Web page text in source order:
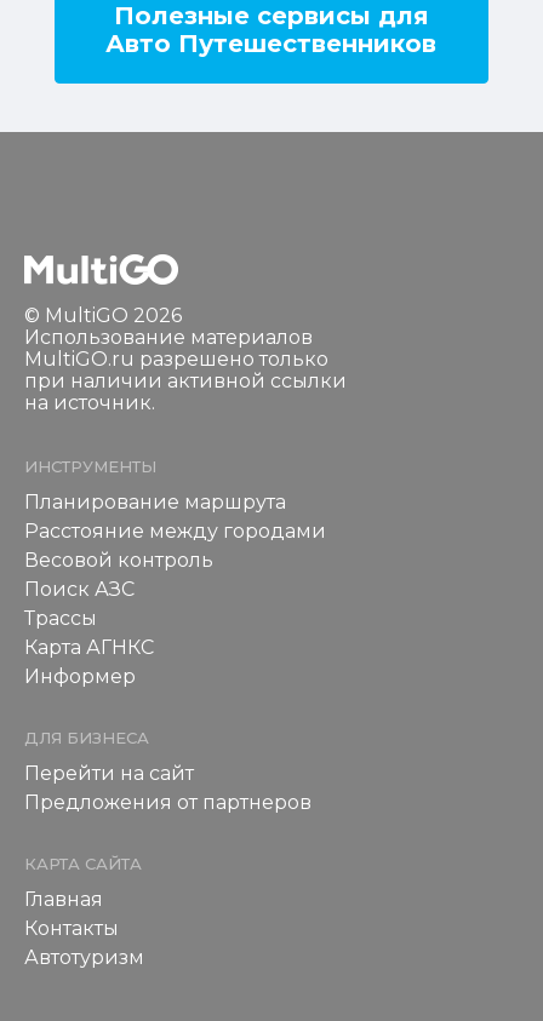
Полезные сервисы для
Авто Путешественников
© MultiGO 2026
Использование материалов
MultiGO.ru разрешено только
при наличии активной ссылки
на источник.
ИНСТРУМЕНТЫ
Планирование маршрута
Расстояние между городами
Весовой контроль
Поиск АЗС
Трассы
Карта АГНКС
Информер
ДЛЯ БИЗНЕСА
Перейти на сайт
Предложения от партнеров
КАРТА САЙТА
Главная
Контакты
Автотуризм